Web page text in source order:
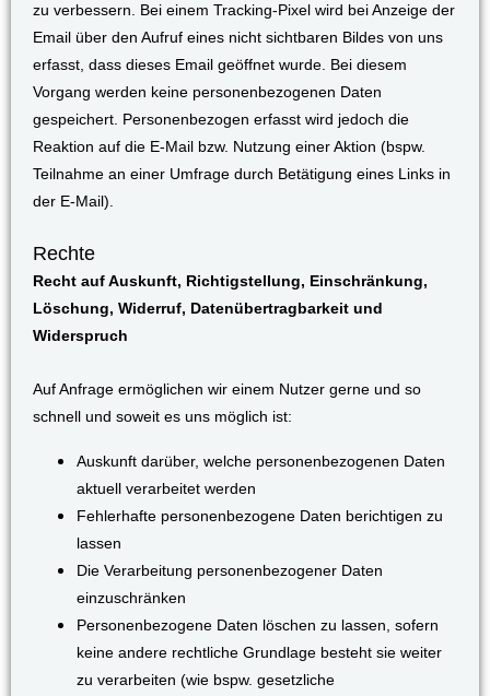
zu verbessern. Bei einem Tracking-Pixel wird bei Anzeige der
Email über den Aufruf eines nicht sichtbaren Bildes von uns
erfasst, dass dieses Email geöffnet wurde. Bei diesem
Vorgang werden keine personenbezogenen Daten
gespeichert. Personenbezogen erfasst wird jedoch die
Reaktion auf die E-Mail bzw. Nutzung einer Aktion (bspw.
Teilnahme an einer Umfrage durch Betätigung eines Links in
der E-Mail).
Rechte
Recht auf Auskunft, Richtigstellung, Einschränkung,
Löschung, Widerruf, Datenübertragbarkeit und
Widerspruch
Auf Anfrage ermöglichen wir einem Nutzer gerne und so
schnell und soweit es uns möglich ist:
Auskunft darüber, welche personenbezogenen Daten
aktuell verarbeitet werden
Fehlerhafte personenbezogene Daten berichtigen zu
lassen
Die Verarbeitung personenbezogener Daten
einzuschränken
Personenbezogene Daten löschen zu lassen, sofern
keine andere rechtliche Grundlage besteht sie weiter
zu verarbeiten (wie bspw. gesetzliche